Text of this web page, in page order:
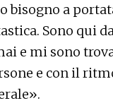
bisogno a
Sono qui
e mi sono
e con il